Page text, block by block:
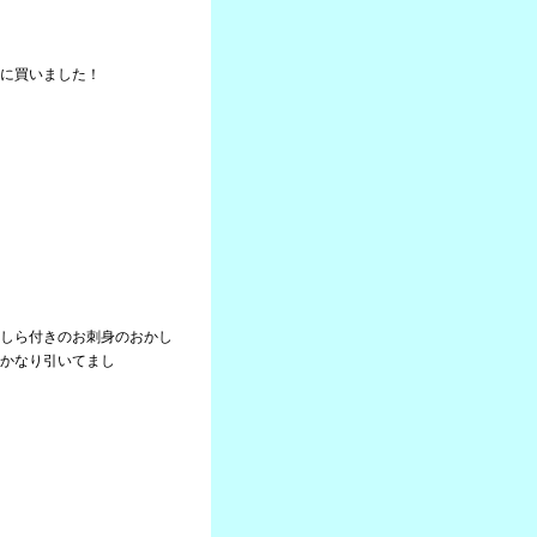
買いました！
ら付きのお刺身のおかし
なり引いてまし